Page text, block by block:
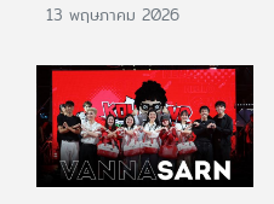
13 พฤษภาคม 2026